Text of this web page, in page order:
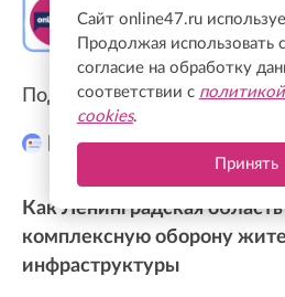
Подписывайтесь на нас в
Как Ленинградская
комплексную оборону
инфраструктуры
Сайт online47.ru
Продолжая использовать
согласие на обработку
соответствии с
cookies.
Принять